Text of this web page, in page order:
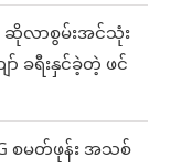
လာစွမ်းအင်သုံး
ာ် ခရီးနှင်ခဲ့တဲ့ ဖင်
စမတ်ဖုန်း အသစ်